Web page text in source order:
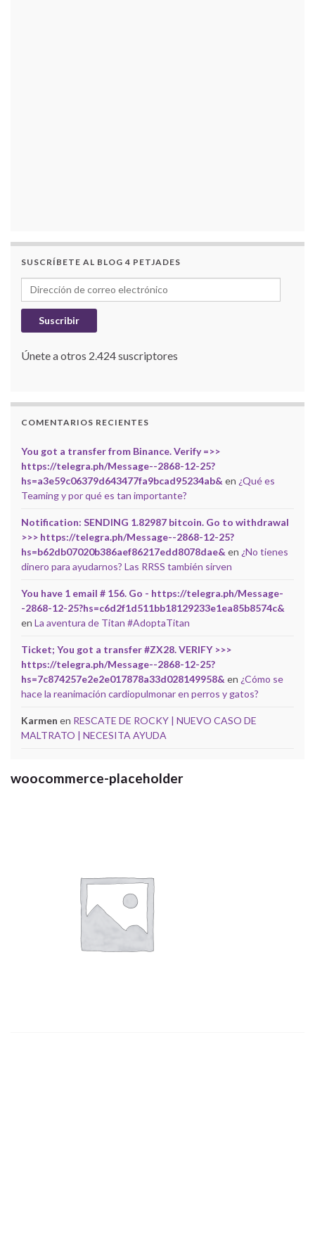
SUSCRÍBETE AL BLOG 4 PETJADES
Dirección de correo electrónico
Suscribir
Únete a otros 2.424 suscriptores
COMENTARIOS RECIENTES
You got a transfer from Binance. Verify =>>
https://telegra.ph/Message--2868-12-25?
hs=a3e59c06379d643477fa9bcad95234ab& en ¿Qué es
Teaming y por qué es tan importante?
Notification: SENDING 1.82987 bitcoin. Go to withdrawal
>>> https://telegra.ph/Message--2868-12-25?
hs=b62db07020b386aef86217edd8078dae& en ¿No tienes
dinero para ayudarnos? Las RRSS también sirven
You have 1 email # 156. Go - https://telegra.ph/Message-
-2868-12-25?hs=c6d2f1d511bb18129233e1ea85b8574c&
en La aventura de Titan #AdoptaTitan
Ticket; You got a transfer #ZX28. VERIFY >>>
https://telegra.ph/Message--2868-12-25?
hs=7c874257e2e2e017878a33d028149958& en ¿Cómo se
hace la reanimación cardiopulmonar en perros y gatos?
Karmen en RESCATE DE ROCKY | NUEVO CASO DE
MALTRATO | NECESITA AYUDA
woocommerce-placeholder